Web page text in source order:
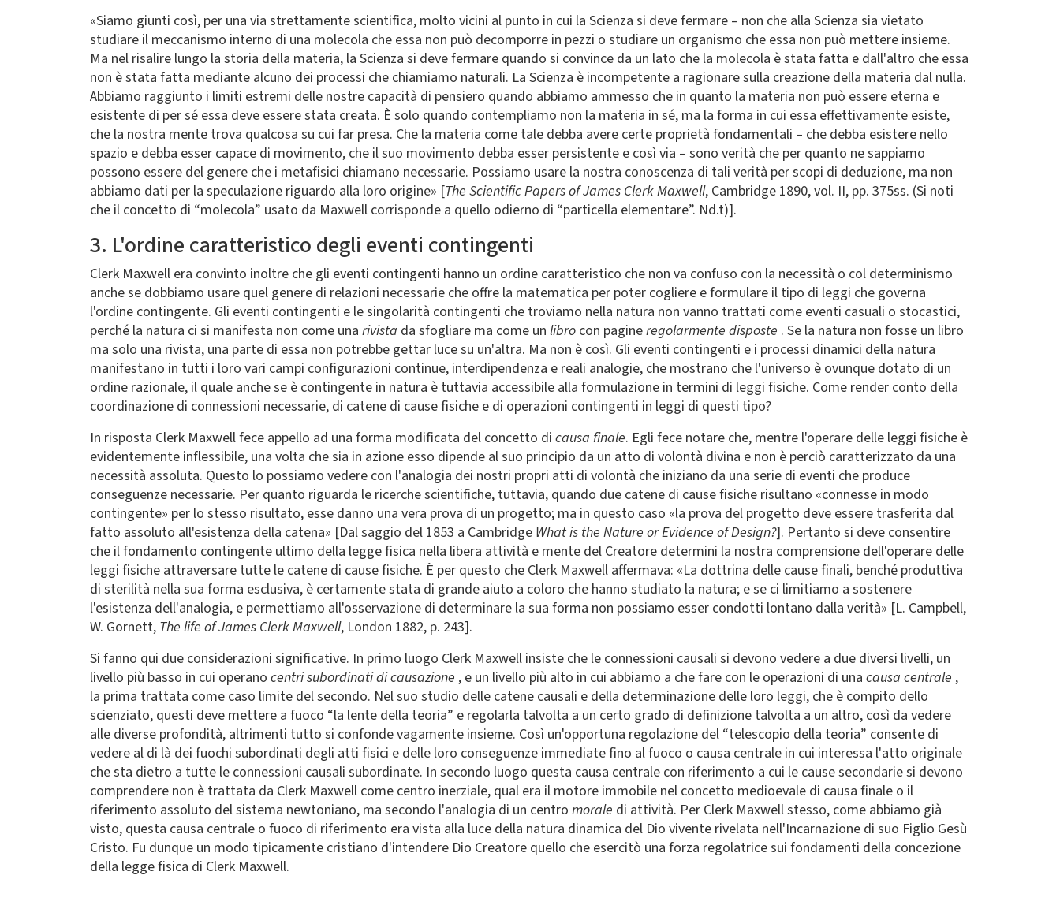
«Siamo giunti così, per una via strettamente scientifica, molto vicini al punto in cui la Scienza si deve fermare – non che alla Scienza sia vietato
studiare il meccanismo interno di una molecola che essa non può decomporre in pezzi o studiare un organismo che essa non può mettere insieme.
Ma nel risalire lungo la storia della materia, la Scienza si deve fermare quando si convince da un lato che la molecola è stata fatta e dall'altro che essa
non è stata fatta mediante alcuno dei processi che chiamiamo naturali. La Scienza è incompetente a ragionare sulla creazione della materia dal nulla.
Abbiamo raggiunto i limiti estremi delle nostre capacità di pensiero quando abbiamo ammesso che in quanto la materia non può essere eterna e
esistente di per sé essa deve essere stata creata. È solo quando contempliamo non la materia in sé, ma la forma in cui essa effettivamente esiste,
che la nostra mente trova qualcosa su cui far presa. Che la materia come tale debba avere certe proprietà fondamentali – che debba esistere nello
spazio e debba esser capace di movimento, che il suo movimento debba esser persistente e così via – sono verità che per quanto ne sappiamo
possono essere del genere che i metafisici chiamano necessarie. Possiamo usare la nostra conoscenza di tali verità per scopi di deduzione, ma non
abbiamo dati per la speculazione riguardo alla loro origine» [The Scientific Papers of James Clerk Maxwell, Cambridge 1890, vol. II, pp. 375ss. (Si noti
che il concetto di “molecola” usato da Maxwell corrisponde a quello odierno di “particella elementare”. Nd.t)].
3. L'ordine caratteristico degli eventi contingenti
Clerk Maxwell era convinto inoltre che gli eventi contingenti hanno un ordine caratteristico che non va confuso con la necessità o col determinismo
anche se dobbiamo usare quel genere di relazioni necessarie che offre la matematica per poter cogliere e formulare il tipo di leggi che governa
l'ordine contingente. Gli eventi contingenti e le singolarità contingenti che troviamo nella natura non vanno trattati come eventi casuali o stocastici,
perché la natura ci si manifesta non come una rivista da sfogliare ma come un libro con pagineregolarmente disposte . Se la natura non fosse un libro
ma solo una rivista, una parte di essa non potrebbe gettar luce su un'altra. Ma non è così. Gli eventi contingenti e i processi dinamici della natura
manifestano in tutti i loro vari campi configurazioni continue, interdipendenza e reali analogie, che mostrano che l'universo è ovunque dotato di un
ordine razionale, il quale anche se è contingente in natura è tuttavia accessibile alla formulazione in termini di leggi fisiche. Come render conto della
coordinazione di connessioni necessarie, di catene di cause fisiche e di operazioni contingenti in leggi di questi tipo?
In risposta Clerk Maxwell fece appello ad una forma modificata del concetto di causa finale. Egli fece notare che, mentre l'operare delle leggi fisiche è
evidentemente inflessibile, una volta che sia in azione esso dipende al suo principio da un atto di volontà divina e non è perciò caratterizzato da una
necessità assoluta. Questo lo possiamo vedere con l'analogia dei nostri propri atti di volontà che iniziano da una serie di eventi che produce
conseguenze necessarie. Per quanto riguarda le ricerche scientifiche, tuttavia, quando due catene di cause fisiche risultano «connesse in modo
contingente» per lo stesso risultato, esse danno una vera prova di un progetto; ma in questo caso «la prova del progetto deve essere trasferita dal
fatto assoluto all'esistenza della catena» [Dal saggio del 1853 a Cambridge What is the Nature or Evidence of Design?]. Pertanto si deve consentire
che il fondamento contingente ultimo della legge fisica nella libera attività e mente del Creatore determini la nostra comprensione dell'operare delle
leggi fisiche attraversare tutte le catene di cause fisiche. È per questo che Clerk Maxwell affermava: «La dottrina delle cause finali, benché produttiva
di sterilità nella sua forma esclusiva, è certamente stata di grande aiuto a coloro che hanno studiato la natura; e se ci limitiamo a sostenere
l'esistenza dell'analogia, e permettiamo all'osservazione di determinare la sua forma non possiamo esser condotti lontano dalla verità» [L. Campbell,
W. Gornett, The life of James Clerk Maxwell, London 1882, p. 243].
Si fanno qui due considerazioni significative. In primo luogo Clerk Maxwell insiste che le connessioni causali si devono vedere a due diversi livelli, un
livello più basso in cui operano centri subordinati di causazione , e un livello più alto in cui abbiamo a che fare con le operazioni di una causa centrale ,
la prima trattata come caso limite del secondo. Nel suo studio delle catene causali e della determinazione delle loro leggi, che è compito dello
scienziato, questi deve mettere a fuoco “la lente della teoria” e regolarla talvolta a un certo grado di definizione talvolta a un altro, così da vedere
alle diverse profondità, altrimenti tutto si confonde vagamente insieme. Così un'opportuna regolazione del “telescopio della teoria” consente di
vedere al di là dei fuochi subordinati degli atti fisici e delle loro conseguenze immediate fino al fuoco o causa centrale in cui interessa l'atto originale
che sta dietro a tutte le connessioni causali subordinate. In secondo luogo questa causa centrale con riferimento a cui le cause secondarie si devono
comprendere non è trattata da Clerk Maxwell come centro inerziale, qual era il motore immobile nel concetto medioevale di causa finale o il
riferimento assoluto del sistema newtoniano, ma secondo l'analogia di un centro morale di attività. Per Clerk Maxwell stesso, come abbiamo già
visto, questa causa centrale o fuoco di riferimento era vista alla luce della natura dinamica del Dio vivente rivelata nell'Incarnazione di suo Figlio Gesù
Cristo. Fu dunque un modo tipicamente cristiano d'intendere Dio Creatore quello che esercitò una forza regolatrice sui fondamenti della concezione
della legge fisica di Clerk Maxwell.